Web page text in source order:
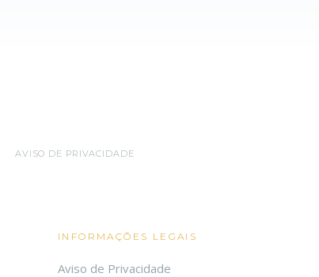
AVISO DE PRIVACIDADE
INFORMAÇÕES LEGAIS
Aviso de Privacidade